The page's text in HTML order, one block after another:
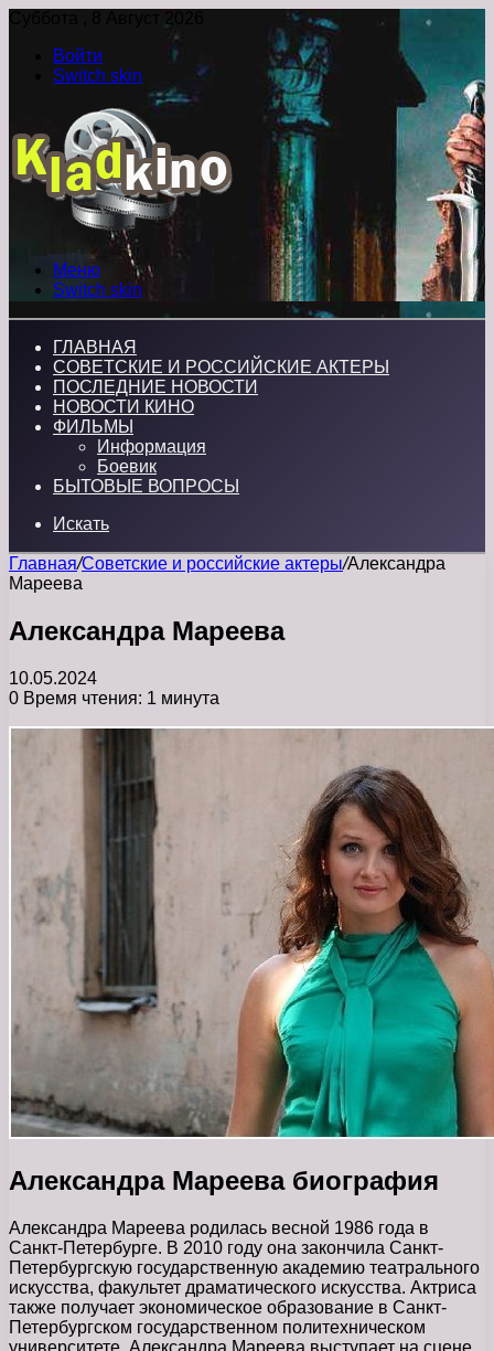
Суббота , 8 Август 2026
Войти
Switch skin
Меню
Switch skin
ГЛАВНАЯ
СОВЕТСКИЕ И РОССИЙСКИЕ АКТЕРЫ
ПОСЛЕДНИЕ НОВОСТИ
НОВОСТИ КИНО
ФИЛЬМЫ
Информация
Боевик
БЫТОВЫЕ ВОПРОСЫ
Искать
Главная/Советские и российские актеры/Александра
Мареева
Александра Мареева
10.05.2024
0 Время чтения: 1 минута
Александра Мареева биография
Александра Мареева родилась весной 1986 года в
Санкт-Петербурге. В 2010 году она закончила Санкт-
Петербургскую государственную академию театрального
искусства, факультет драматического искусства. Актриса
также получает экономическое образование в Санкт-
Петербургском государственном политехническом
университете. Александра Мареева выступает на сцене